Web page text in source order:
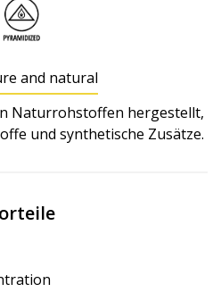
and natural
Naturrohstoffen hergestellt,
und synthetische Zusätze.